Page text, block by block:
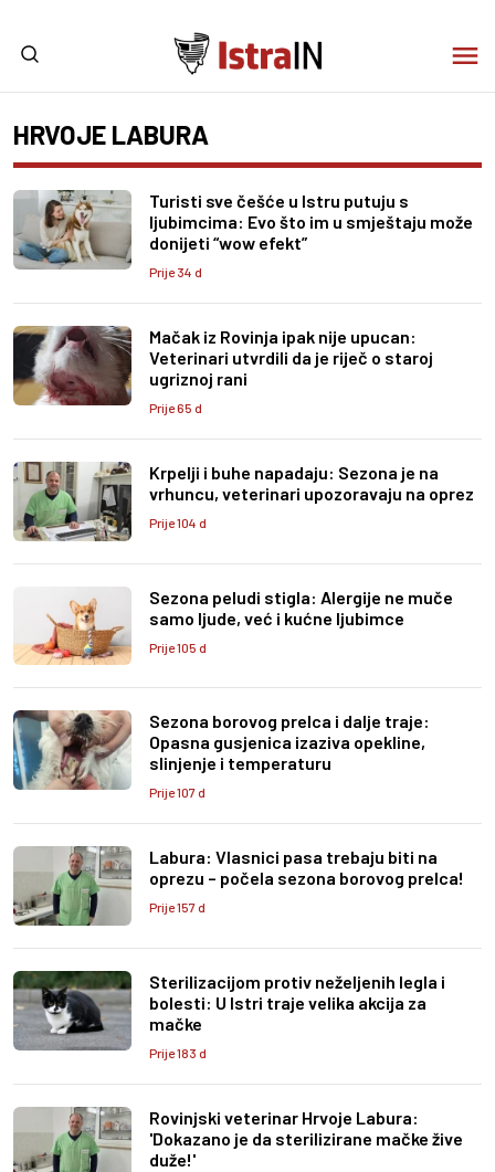
HRVOJE LABURA
Turisti sve češće u Istru putuju s
ljubimcima: Evo što im u smještaju može
donijeti “wow efekt”
Prije 34 d
Mačak iz Rovinja ipak nije upucan:
Veterinari utvrdili da je riječ o staroj
ugriznoj rani
Prije 65 d
Krpelji i buhe napadaju: Sezona je na
vrhuncu, veterinari upozoravaju na oprez
Prije 104 d
Sezona peludi stigla: Alergije ne muče
samo ljude, već i kućne ljubimce
Prije 105 d
Sezona borovog prelca i dalje traje:
Opasna gusjenica izaziva opekline,
slinjenje i temperaturu
Prije 107 d
Labura: Vlasnici pasa trebaju biti na
oprezu – počela sezona borovog prelca!
Prije 157 d
Sterilizacijom protiv neželjenih legla i
bolesti: U Istri traje velika akcija za
mačke
Prije 183 d
Rovinjski veterinar Hrvoje Labura:
'Dokazano je da sterilizirane mačke žive
duže!'